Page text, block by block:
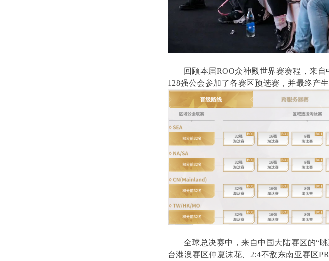
回顾本届ROO众神殿世界赛赛程，来
128强公会参加了各赛区预选赛，并最终产
全球总决赛中，来自中国大陆赛区的“
台港澳赛区仲夏沫花、2:4不敌东南亚赛区